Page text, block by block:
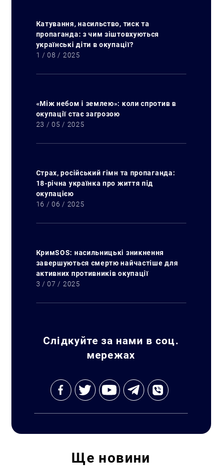
Катування, насильство, тиск та
пропаганда: з чим зіштовхуються
українські діти в окупації?
1 / 08 / 2025
«Між небом і землею»: коли спротив в
окупації стає загрозою
23 / 05 / 2025
Страх, російський гімн та пропаганда:
18-річна українка про життя під
окупацією
16 / 06 / 2025
КримSOS: насильницькі зникнення
завершуються смертю найчастіше для
активних противників окупації
3 / 07 / 2025
Слідкуйте за нами в соц.
мережах
Ще новини